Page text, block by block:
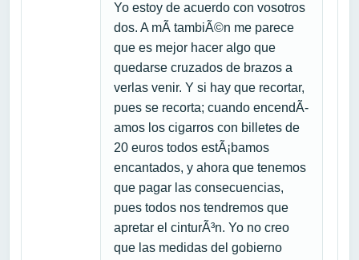
Yo estoy de acuerdo con vosotros
dos. A mÃ­ tambiÃ©n me parece
que es mejor hacer algo que
quedarse cruzados de brazos a
verlas venir. Y si hay que recortar,
pues se recorta; cuando encendÃ­
amos los cigarros con billetes de
20 euros todos estÃ¡bamos
encantados, y ahora que tenemos
que pagar las consecuencias,
pues todos nos tendremos que
apretar el cinturÃ³n. Yo no creo
que las medidas del gobierno